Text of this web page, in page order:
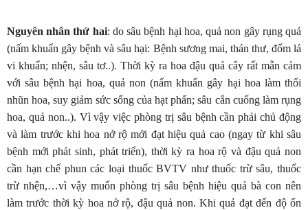
Nguyên nhân thứ hai: do sâu bệnh hại hoa, quả non gây rụng quả
(nấm khuẩn gây bệnh và sâu hại: Bệnh sương mai, thán thư, đốm lá
vi khuẩn; nhện, sâu tơ..). Thời kỳ ra hoa đậu quả cây rất mẫn cảm
với sâu bệnh hại hoa, quả non (nấm khuẩn gây hại hoa làm thối
nhũn hoa, suy giảm sức sống của hạt phấn; sâu cắn cuống làm rụng
hoa, quả non..). Vì vậy việc phòng trị sâu bệnh cần phải chủ động
và làm trước khi hoa nở rộ mới đạt hiệu quả cao (ngay từ khi sâu
bệnh mới phát sinh, phát triển), thời kỳ ra hoa rộ và đậu quả non
cần hạn chế phun các loại thuốc BVTV như thuốc trừ sâu, thuốc
trừ nhện,…vì vậy muốn phòng trị sâu bệnh hiệu quả bà con nên
làm trước thời kỳ hoa nở rộ, đậu quả non. Khi quả đạt đến độ ổn